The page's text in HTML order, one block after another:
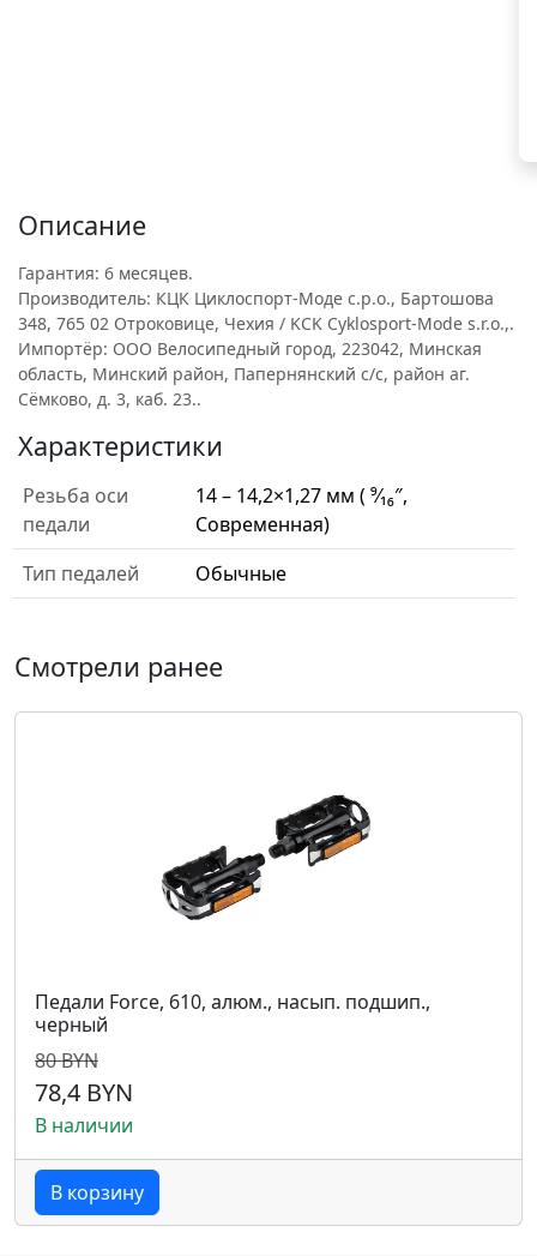
Описание
Гарантия: 6 месяцев.
Производитель: КЦК Циклоспорт-Моде с.р.о., Бартошова
348, 765 02 Отроковице, Чехия / KCK Cyklosport-Mode s.r.o.,.
Импортёр: ООО Велосипедный город, 223042, Минская
область, Минский район, Папернянский с/с, район аг.
Сёмково, д. 3, каб. 23..
Характеристики
Резьба оси
педали
14 – 14,2×1,27 мм ( ⁹⁄₁₆″,
Современная)
Тип педалей
Обычные
Смотрели ранее
Педали Force, 610, алюм., насып. подшип.,
черный
80 BYN
78,4 BYN
В наличии
В корзину